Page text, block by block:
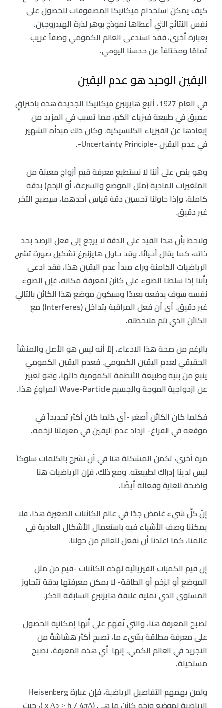
كيف يمكن استخدام ميكانيكا المصفوفات للحصول على
نفس النتائج التي أعطاها نموذج بوهر لذرة الهيدروجين.
بعبارة أخرى، فقد استدعى العالم الكمومي وصفاً غريب
تمامًا ومختلفاً عن حدسنا اليومي.
اليقين الوحيد هو عدم اليقين
في العام 1927، أتبع هايزنبرغ ميكانيكا الجديدة هذه باختراقٍ
عميق في طبيعة فيزياء الكم، مما تسبب في المزيد من
إبعادها عن الفيزياء الكلاسيكية. وكان ذلك مبدأه الشهير
في عدم اليقين -Uncertainty Principle-.
وهو ينص على أننا لا نستطيع معرفة قيم أزواج معينة من
المتغيرات المادية (مثل الموضع والسرعة، أو الزخم) بدقة
كاملة، وإذا حاولنا تحسين دقة قياس أحدهما، سيصبح الآخر
غير دقيق.
ولاحظ بأن هذا القيد على الدقة لا يرجع إلى فعل الرصد بحد
ذاته، كما يقال أحيانًا. وقد حاول هايزنبرغ تشكيل صورة تشرح
الرياضيات الكامنة وراء مبدأ عدم اليقين هذا، فقد ادعى
بأننا إذا سلطنا الضوء على كائن لمعرفة مكانه، فإن الضوء
نفسه سوف يدفعه بعيدًا وسيكون موضع هذا الكائن بالتالي
غير دقيق. أي أن فعل المراقبة يتداخل (Interferes) مع
الكائن الذي تتم ملاحظته.
بالرغم من صحة هذا الادعاء، إلاّ أنه ليس هو الأصل والمنشأ
الحقيقي لعدم اليقين الكمومي. فعدم اليقين الكمومي
ينبع من بنية وطبيعة الأنظمة الكمومية ذاتها، وهو تعبير
عن ازدواجية الموجة والجسيم Wave-Particle المراوغ هذا.
فكلما كان الكائن أصغر -أي كلما كان أكثر تحديداً في
موقعه في الفراغ- ازداد عدم اليقين في معرفتنا لزخمه.
مرة أخرى، تكمن المشكلة هنا في أن نشرح بالكلمات سلوكاً
ليس لدينا إدراك لطبيعته. ومع ذلك، فإن الرياضيات هنا
واضحة للغاية وفعالة أيضًا.
إنّ كلّ شيء غامض جدًا في عالم الكائنات الصغيرة هذا، فلا
يمكننا وصف الأشياء فيه باستعمال الأشكال العادية في
عالمنا، كما اعتدنا أن نفعل للعالم من حولنا.
إن قيم الكميات الفيزيائية لهذه الكائنات -قيم من مثل
الموضع أو الزخم أو الطاقة- لا يمكن معرفتها بدقة تتجاوز
المستوى الذي تمليه علاقة هايزنبرغ السابقة الذكر.
تصبح المعرفة هنا، والتي تُفهم على أنها إمكانية الحصول
على معرفة مطلقة بشيء ما، تصبح أكثر هشاشةً من
التجريد في العالم الكمي. إنها، أي هذه المعرفة، تصبح
مستحيلة.
ولمن يهمهم التفاصيل الرياضية، فإن عبارة Heisenberg
الرياضية لموضع وزخم كائن ما هي (∆x ∆p ≥ h / 4π )، حيث